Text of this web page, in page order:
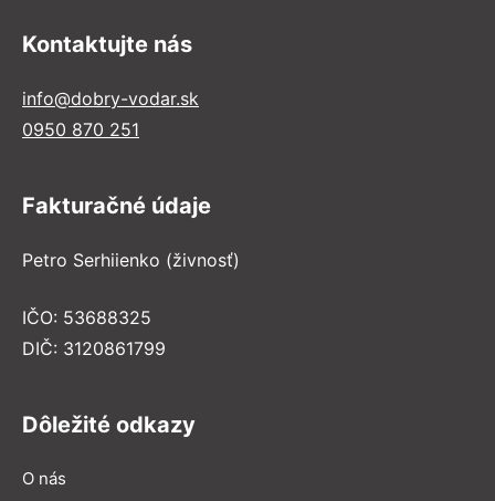
Kontaktujte nás
info@dobry-vodar.sk
0950 870 251
Fakturačné údaje
Petro Serhiienko (živnosť)
IČO: 53688325
DIČ: 3120861799
Dôležité odkazy
O nás